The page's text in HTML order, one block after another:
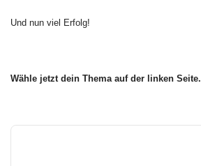
Und nun viel Erfolg!
Wähle jetzt dein Thema auf der linken Seite.